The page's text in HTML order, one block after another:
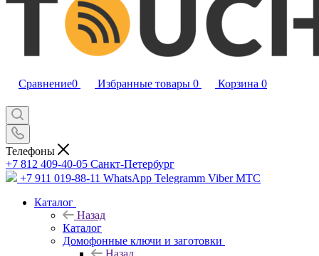
Сравнение0 Избранные товары 0 Корзина 0
Телефоны
+7 812 409-40-05 Санĸт-Петербург
+7 911 019-88-11 WhatsApp Telegramm Viber МТС
Каталог
Назад
Каталог
Домофонные ключи и заготовки
Назад